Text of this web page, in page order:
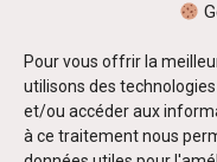
Pour vous offrir la
utilisons des
et/ou accéder aux
à ce traitement nous